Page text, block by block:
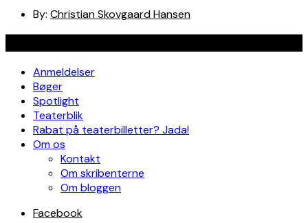
By: Christian Skovgaard Hansen
Anmeldelser
Bøger
Spotlight
Teaterblik
Rabat på teaterbilletter? Jada!
Om os
Kontakt
Om skribenterne
Om bloggen
Facebook